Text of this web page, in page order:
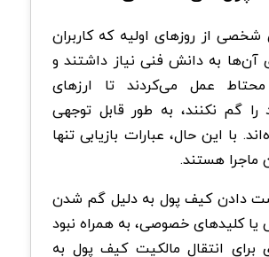
از روزهای اولیه که کاربران
آن‌ها به دانش فنی نیاز داشتند و
محتاط عمل می‌کردند تا ارزهای
را گم نکنند، به طور قابل توجهی
با این حال، عبارات بازیابی تنها
ماجرا هستند.
دادن کیف پول به دلیل گم شدن
یا کلیدهای خصوصی، به همراه نبود
انتقال مالکیت کیف پول به